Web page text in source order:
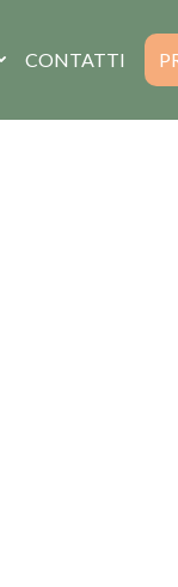
CONTATTI